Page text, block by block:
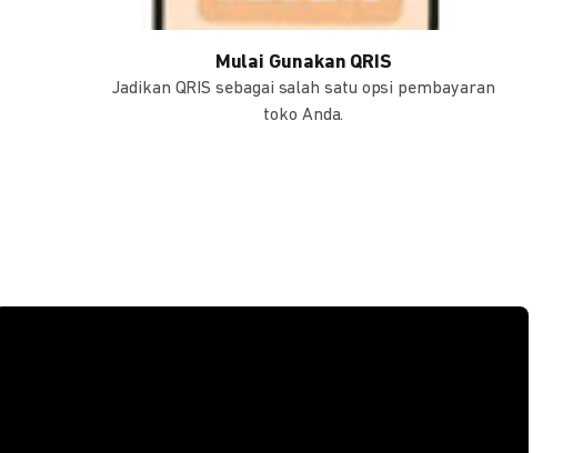
Mulai Gunakan QRIS
Jadikan QRIS sebagai salah satu opsi pembayaran
toko Anda.